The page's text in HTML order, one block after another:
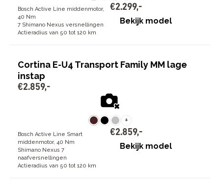
Bosch Active Line middenmotor,
40 Nm
7 Shimano Nexus versnellingen
Actieradius van 50 tot 120 km
€2.299,-
Bekijk model
Cortina E-U4 Transport Family MM lage
instap
€2.859,-
+
Bosch Active Line Smart
middenmotor, 40 Nm
Shimano Nexus 7
naafversnellingen
Actieradius van 50 tot 120 km
€2.859,-
Bekijk model